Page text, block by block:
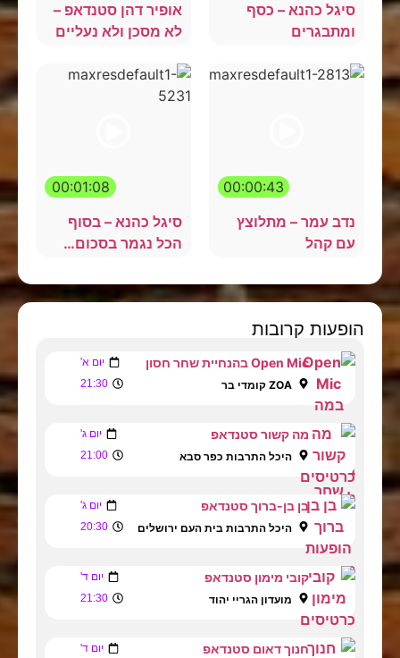
סיגל כהנא – כסף
ומתבגרים
אופיר דהן סטנדאפ –
לא מסכן ולא נעליים
00:00:43
נדב עמר – מתלוצץ
עם קהל
00:01:08
סיגל כהנא – בסוף
הכל נגמר בסכום…
הופעות קרובות
Open Mic בהנחיית שחר חסון יום א'
ZOA קומדי בר 21:30
מה קשור סטנדאפ יום ג'
היכל התרבות כפר סבא 21:00
בן בן-ברוך סטנדאפ יום ג'
היכל התרבות בית העם ירושלים 20:30
קובי מימון סטנדאפ יום ד'
מועדון הגריי יהוד 21:30
חנוך דאום סטנדאפ יום ד'